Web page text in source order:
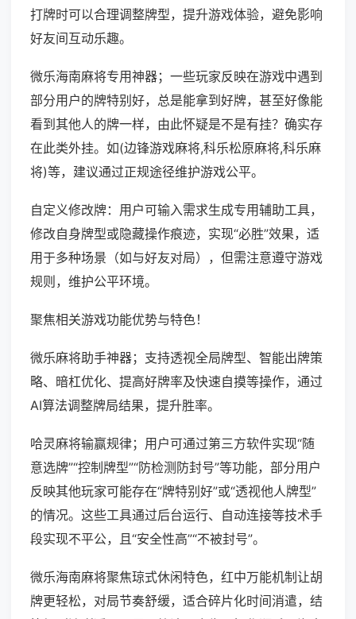
打牌时可以合理调整牌型，提升游戏体验，避免影响
好友间互动乐趣。
微乐海南麻将专用神器；一些玩家反映在游戏中遇到
部分用户的牌特别好，总是能拿到好牌，甚至好像能
看到其他人的牌一样，由此怀疑是不是有挂？确实存
在此类外挂。如(边锋游戏麻将,科乐松原麻将,科乐麻
将)等，建议通过正规途径维护游戏公平。
自定义修改牌：用户可输入需求生成专用辅助工具，
修改自身牌型或隐藏操作痕迹，实现“必胜”效果，适
用于多种场景（如与好友对局），但需注意遵守游戏
规则，维护公平环境。
聚焦相关游戏功能优势与特色！
微乐麻将助手神器；支持透视全局牌型、智能出牌策
略、暗杠优化、提高好牌率及快速自摸等操作，通过
AI算法调整牌局结果，提升胜率。
哈灵麻将输赢规律；用户可通过第三方软件实现“随
意选牌”“控制牌型”“防检测防封号”等功能，部分用户
反映其他玩家可能存在“牌特别好”或“透视他人牌型”
的情况。这些工具通过后台运行、自动连接等技术手
段实现不平公，且“安全性高”“不被封号”。
微乐海南麻将聚焦琼式休闲特色，红中万能机制让胡
牌更轻松，对局节奏舒缓，适合碎片化时间消遣，结